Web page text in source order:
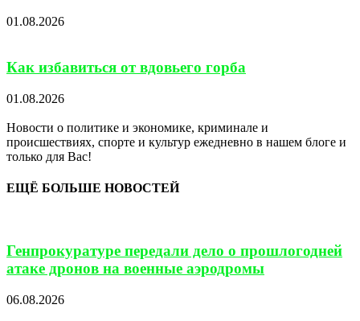
01.08.2026
Как избавиться от вдовьего горба
01.08.2026
Новости о политике и экономике, криминале и
происшествиях, спорте и культур ежедневно в нашем блоге и
только для Вас!
ЕЩЁ БОЛЬШЕ НОВОСТЕЙ
Генпрокуратуре передали дело о прошлогодней
атаке дронов на военные аэродромы
06.08.2026